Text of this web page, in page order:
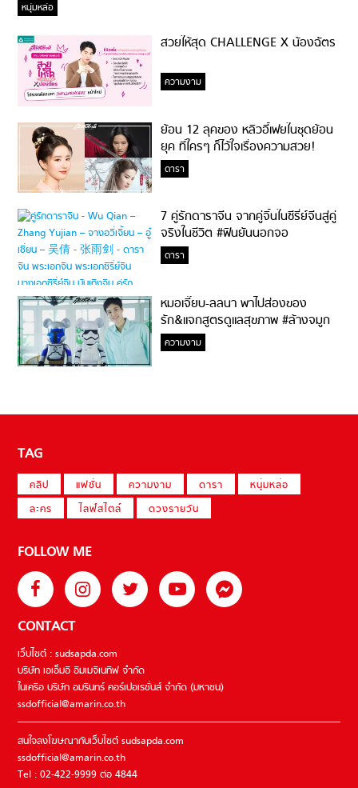
หนุ่มหล่อ
สวยให้สุด CHALLENGE X น้องฉัตร
ความงาม
ย้อน 12 ลุคของ หลิวอี้เฟยในชุดย้อน
ยุค ที่ใครๆ ก็ไว้ใจเรื่องความสวย!
ดารา
7 คู่รักดาราจีน จากคู่จิ้นในซีรี่ย์จีนสู่คู่
จริงในชีวิต #ฟินยันนอกจอ
ดารา
หมอเจี๊ยบ-ลลนา พาไปส่องของ
รัก&แจกสูตรดูแลสุขภาพ #ล้างจมูก
ไม่ยากจะสอนให้
ความงาม
TAG
คลิป แฟชั่น ความงาม ดารา
หนุ่มหล่อ
ละคร
ไลฟ์สไตล์ ดวงรายวัน
FOLLOW ME
CONTACT
เว็บไซต์ : sudsapda.com
บริษัท เอเอ็มอี อิมเมจิเนทีฟ จำกัด
ในเครือ บริษัท อมรินทร์ คอร์เปอเรชั่นส์ จำกัด (มหาชน)
ssdofficial@amarin.co.th
สนใจลงโฆษณากับเว็บไซต์ sudsapda.com
ssdofficial@amarin.co.th
Tel : 02-422-9999 ต่อ 4844